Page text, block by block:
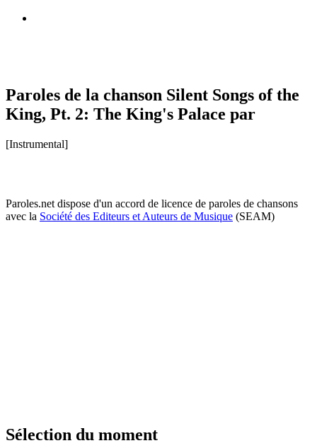
Paroles de la chanson Silent Songs of the
King, Pt. 2: The King's Palace par
[Instrumental]
Paroles.net dispose d'un accord de licence de paroles de chansons
avec la Société des Editeurs et Auteurs de Musique (SEAM)
Sélection du moment